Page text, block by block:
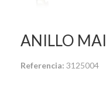
ANILLO
Referencia 3125004